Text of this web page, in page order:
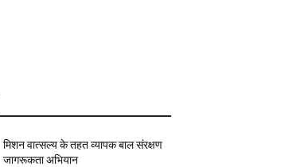
मिशन वात्सल्य के तहत व्यापक बाल संरक्षण
जागरूकता अभियान